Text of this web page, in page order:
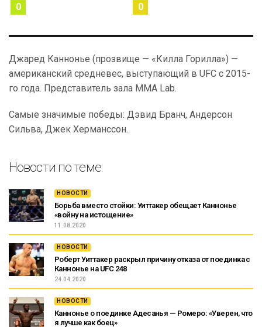
0 0
Джаред Каннонье (прозвище — «Килла Горилла») —
американский средневес, выступающий в UFC с 2015-
го года. Представитель зала MMA Lab.
Самые значимые победы: Дэвид Бранч, Андерсон
Сильва, Джек Херманссон.
Новости по теме:
НОВОСТИ
Борьба вместо стойки: Уиттакер обещает Каннонье
«войну на истощение»
11.08.2020
НОВОСТИ
Роберт Уиттакер раскрыл причину отказа от поединка с
Каннонье на UFC 248
24.04.2020
НОВОСТИ
Каннонье о поединке Адесанья — Ромеро: «Уверен, что
я лучше как боец»